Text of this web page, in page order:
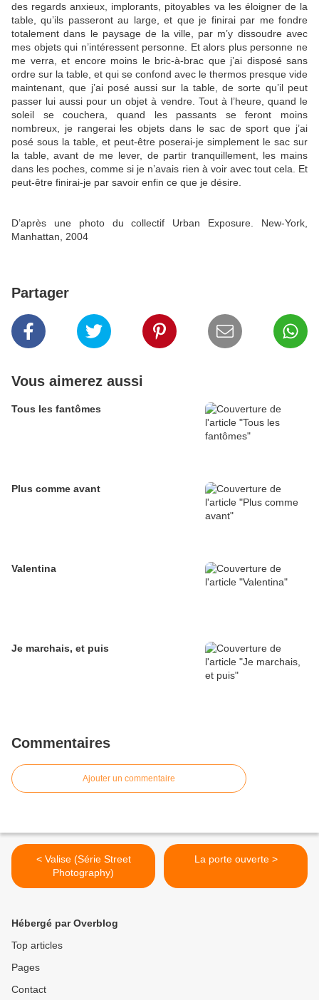
des regards anxieux, implorants, pitoyables va les éloigner de la
table, qu’ils passeront au large, et que je finirai par me fondre
totalement dans le paysage de la ville, par m’y dissoudre avec
mes objets qui n’intéressent personne. Et alors plus personne ne
me verra, et encore moins le bric-à-brac que j’ai disposé sans
ordre sur la table, et qui se confond avec le thermos presque vide
maintenant, que j’ai posé aussi sur la table, de sorte qu’il peut
passer lui aussi pour un objet à vendre. Tout à l’heure, quand le
soleil se couchera, quand les passants se feront moins
nombreux, je rangerai les objets dans le sac de sport que j’ai
posé sous la table, et peut-être poserai-je simplement le sac sur
la table, avant de me lever, de partir tranquillement, les mains
dans les poches, comme si je n’avais rien à voir avec tout cela. Et
peut-être finirai-je par savoir enfin ce que je désire.
D’après une photo du collectif Urban Exposure. New-York,
Manhattan, 2004
Partager
Vous aimerez aussi
Tous les fantômes
Plus comme avant
Valentina
Je marchais, et puis
Commentaires
Ajouter un commentaire
< Valise (Série Street
Photography)
La porte ouverte >
Hébergé par Overblog
Top articles
Pages
Contact